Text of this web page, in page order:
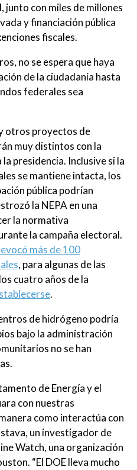
junto con miles de millones
y financiación pública
fiscales.
no se espera que haya
de la ciudadanía hasta
federales sea
otros proyectos de
muy distintos con la
presidencia. Inclusive si la
se mantiene intacta, los
pública podrían
la NEPA en una
la normativa
la campaña electoral.
más de 100
, para algunas de las
cuatro años de la
.
de hidrógeno podría
bajo la administración
no se han
de Energía y el
con nuestras
como interactúa con
un investigador de
Watch, una organización
“El DOE lleva mucho